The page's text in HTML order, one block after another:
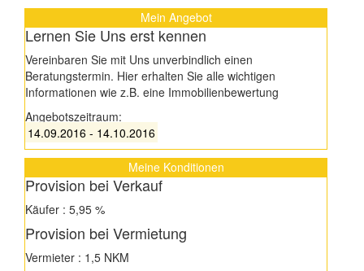
Mein Angebot
Lernen Sie Uns erst kennen
Vereinbaren Sie mit Uns unverbindlich einen
Beratungstermin. Hier erhalten Sie alle wichtigen
Informationen wie z.B. eine Immobilienbewertung
Angebotszeitraum:
14.09.2016 - 14.10.2016
Meine Konditionen
Provision bei Verkauf
Käufer : 5,95 %
Provision bei Vermietung
Vermieter : 1,5 NKM